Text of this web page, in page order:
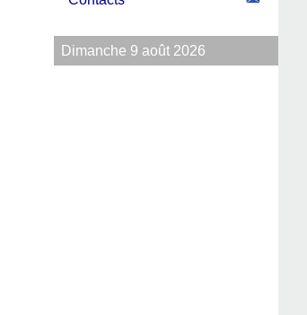
Dimanche 9 août 2026